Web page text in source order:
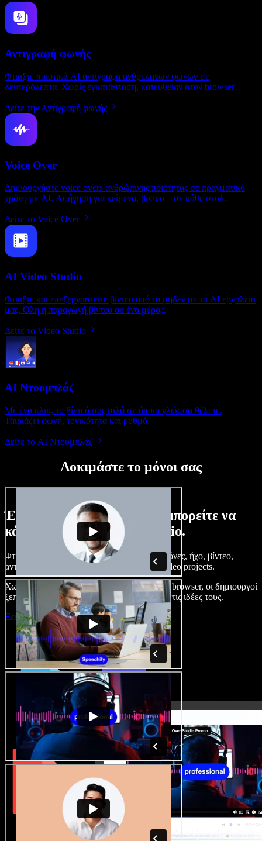
Αντιγραφή φωνής
Φτιάξτε ποιοτικά AI αντίγραφα ανθρώπινων φωνών σε
δευτερόλεπτα. Χωρίς εγκατάσταση, κατευθείαν στον browser.
Δείτε την Αντιγραφή φωνής
Voice Over
Δημιουργήστε voice overs ανθρώπινης ποιότητας σε πραγματικό
χρόνο με AI. Αφήγηση για κείμενα, βίντεο – σε κάθε στυλ.
Δείτε το Voice Over
AI Video Studio
Φτιάξτε και επεξεργαστείτε βίντεο από το μηδέν με τα AI εργαλεία
μας. Όλη η παραγωγή βίντεο σε ένα μέρος.
Δείτε το Video Studio
AI Ντουμπλάζ
Με ένα κλικ, το βίντεό σας μιλά σε όποια γλώσσα θέλετε.
Ταιριάζει φωνή, τονικότητα και ρυθμό.
Δείτε το AI Ντουμπλάζ
Δοκιμάστε το μόνοι σας
Ένα μικρό δείγμα από όσα μπορείτε να
κάνετε με το Speechify Studio.
Φτιάξτε voice overs, προσθέστε δωρεάν εικόνες, ήχο, βίντεο,
αντιγραφή φωνής – ολοκληρωμένα audio/video projects.
Χωρίς καμπύλη εκμάθησης και με όλα στον browser, οι δημιουργοί
ξεπερνούν τα κλασικά όρια και δίνουν ζωή στις ιδέες τους.
Ξεκινήστε με το Studio